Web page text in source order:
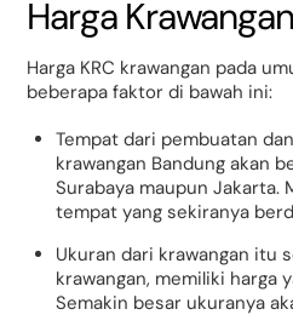
Harga
Harga KRC krawangan pada
beberapa faktor di bawah ini:
Tempat dari pembuatan
krawangan Bandung akan
Surabaya maupun Jakarta.
tempat yang sekiranya
Ukuran dari krawangan itu
krawangan, memiliki harga
Semakin besar ukuranya